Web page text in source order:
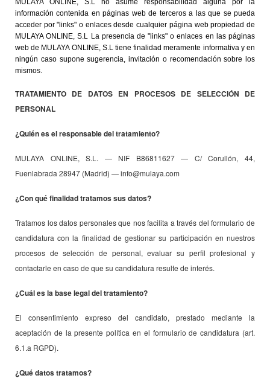
MULAYA ONLINE, S.L no asume responsabilidad alguna por la
información contenida en páginas web de terceros a las que se pueda
acceder por "links" o enlaces desde cualquier página web propiedad de
MULAYA ONLINE, S.L La presencia de "links" o enlaces en las páginas
web de MULAYA ONLINE, S.L tiene finalidad meramente informativa y en
ningún caso supone sugerencia, invitación o recomendación sobre los
mismos.
TRATAMIENTO DE DATOS EN PROCESOS DE SELECCIÓN DE
PERSONAL
¿Quién es el responsable del tratamiento?
MULAYA ONLINE, S.L. — NIF B86811627 — C/ Corullón, 44,
Fuenlabrada 28947 (Madrid) — info@mulaya.com
¿Con qué finalidad tratamos sus datos?
Tratamos los datos personales que nos facilita a través del formulario de
candidatura con la finalidad de gestionar su participación en nuestros
procesos de selección de personal, evaluar su perfil profesional y
contactarle en caso de que su candidatura resulte de interés.
¿Cuál es la base legal del tratamiento?
El consentimiento expreso del candidato, prestado mediante la
aceptación de la presente política en el formulario de candidatura (art.
6.1.a RGPD).
¿Qué datos tratamos?